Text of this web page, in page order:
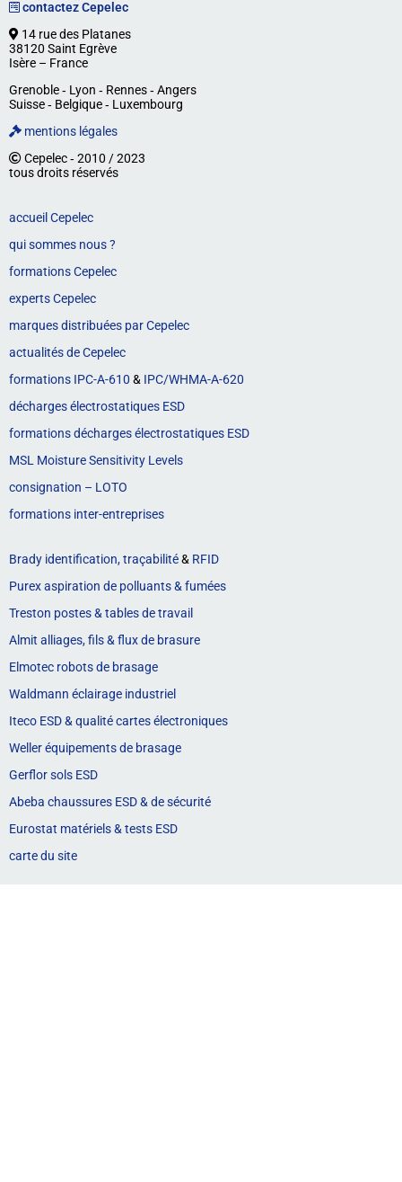
contactez Cepelec
14 rue des Platanes
38120 Saint Egrève
Isère – France
Grenoble ‐ Lyon ‐ Rennes ‐ Angers
Suisse ‐ Belgique ‐ Luxembourg
mentions légales
Cepelec ‐ 2010 / 2023
tous droits réservés
accueil Cepelec
qui sommes nous ?
formations Cepelec
experts Cepelec
marques distribuées par Cepelec
actualités de Cepelec
formations IPC-A-610 & IPC/WHMA-A-620
décharges électrostatiques ESD
formations décharges électrostatiques ESD
MSL Moisture Sensitivity Levels
consignation – LOTO
formations inter-entreprises
Brady identification, traçabilité& RFID
Purex aspiration de polluants & fumées
Treston postes & tables de travail
Almit alliages, fils & flux de brasure
Elmotec robots de brasage
Waldmann éclairage industriel
Iteco ESD & qualité cartes électroniques
Weller équipements de brasage
Gerflor sols ESD
Abeba chaussures ESD & de sécurité
Eurostat matériels & tests ESD
carte du site